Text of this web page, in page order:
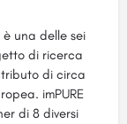
una delle sei
di ricerca
di circa
imPURE
di 8 diversi